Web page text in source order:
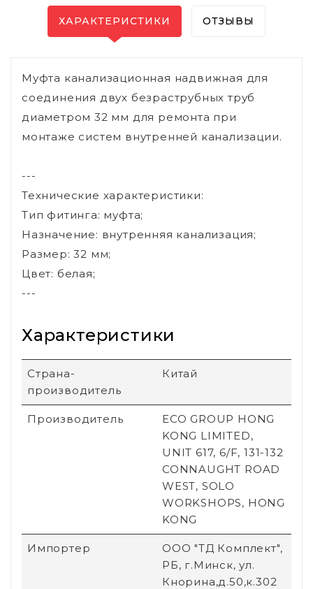
ХАРАКТЕРИСТИКИ ОТЗЫВЫ
Муфта канализационная надвижная для
соединения двух безраструбных труб
диаметром 32 мм для ремонта при
монтаже систем внутренней канализации.
---
Технические характеристики:
Тип фитинга: муфта;
Назначение: внутренняя канализация;
Размер: 32 мм;
Цвет: белая;
---
Характеристики
Страна-
производитель
Китай
Производитель
ECO GROUP HONG
KONG LIMITED,
UNIT 617, 6/F, 131-132
CONNAUGHT ROAD
WEST, SOLO
WORKSHOPS, HONG
KONG
Импортер
ООО "ТД Комплект",
РБ, г.Минск, ул.
Кнорина,д.50,к.302